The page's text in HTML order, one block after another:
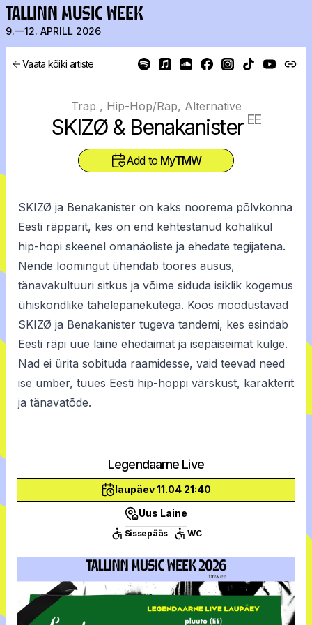
TALLINN MUSIC WEEK
9.—12. APRILL 2026
Vaata kõiki artiste
Trap , Hip-Hop/Rap, Alternative
SKIZØ & Benakanister EE
Add to MyTMW
SKIZØ ja Benakanister on kaks noorema põlvkonna
Eesti räpparit, kes on end kehtestanud kohalikul
hip-hopi skeenel omanäoliste ja ehedate tegijatena.
Nende loomingut ühendab toores ausus,
tänavakultuuri sitkus ja võime siduda isiklik kogemus
ühiskondlike tähelepanekutega. Koos moodustavad
SKIZØ ja Benakanister tugeva tandemi, kes esindab
Eesti räpi uue laine ehedaimat ja isepäiseimat külge.
Nad ei ürita sobituda raamidesse, vaid teevad need
ise ümber, tuues Eesti hip-hoppi värskust, karakterit
ja tänavatõde.
Legendaarne Live
laupäev 11.04 21:40
Uus Laine
Sissepääs WC